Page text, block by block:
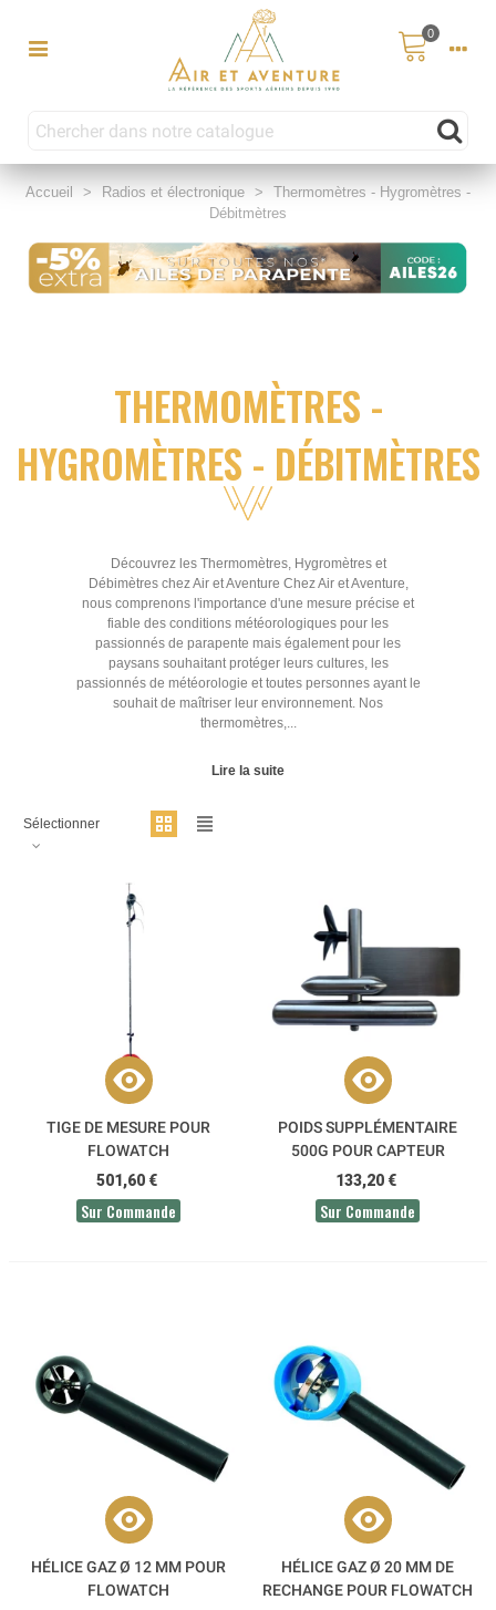
0
Accueil > Radios et électronique >
Thermomètres - Hygromètres -
Débitmètres
THERMOMÈTRES -
HYGROMÈTRES - DÉBITMÈTRES
Découvrez les Thermomètres, Hygromètres et
Débimètres chez Air et Aventure Chez Air et Aventure,
nous comprenons l'importance d'une mesure précise et
fiable des conditions météorologiques pour les
passionnés de parapente mais également pour les
paysans souhaitant protéger leurs cultures, les
passionnés de météorologie et toutes personnes ayant le
souhait de maîtriser leur environnement. Nos
thermomètres,...
Lire la suite
Sélectionner
TIGE DE MESURE POUR
FLOWATCH
501,60 €
Sur Commande
POIDS SUPPLÉMENTAIRE
500G POUR CAPTEUR
SUSPENDU FLOWATCH
133,20 €
Sur Commande
HÉLICE GAZ Ø 12 MM POUR
FLOWATCH
HÉLICE GAZ Ø 20 MM DE
RECHANGE POUR FLOWATCH